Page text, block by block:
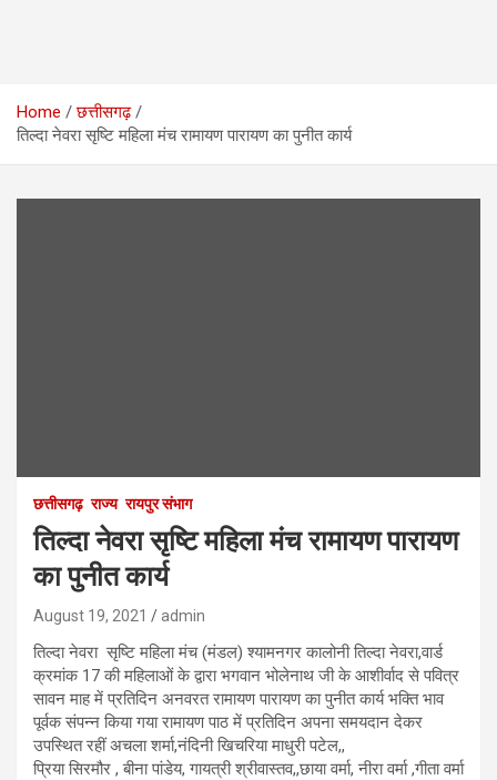
Home
छत्तीसगढ़
तिल्दा नेवरा सृष्टि महिला मंच रामायण पारायण का पुनीत कार्य
छत्तीसगढ़ राज्य रायपुर संभाग
तिल्दा नेवरा सृष्टि महिला मंच रामायण पारायण
का पुनीत कार्य
August 19, 2021 admin
तिल्दा नेवरा सृष्टि महिला मंच (मंडल) श्यामनगर कालोनी तिल्दा नेवरा,वार्ड
क्रमांक 17 की महिलाओं के द्वारा भगवान भोलेनाथ जी के आशीर्वाद से पवित्र
सावन माह में प्रतिदिन अनवरत रामायण पारायण का पुनीत कार्य भक्ति भाव
पूर्वक संपन्न किया गया रामायण पाठ में प्रतिदिन अपना समयदान देकर
उपस्थित रहीं अचला शर्मा,नंदिनी खिचरिया माधुरी पटेल,,
प्रिया सिरमौर , बीना पांडेय, गायत्री श्रीवास्तव,,छाया वर्मा, नीरा वर्मा ,गीता वर्मा